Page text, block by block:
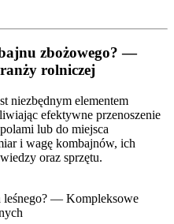
zbożowego? —
rolniczej
niezbędnym elementem
efektywne przenoszenie
lub do miejsca
i wagę kombajnów, ich
oraz sprzętu.